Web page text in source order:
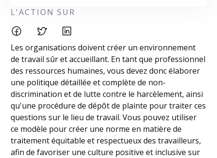
L'ACTION SUR
Les organisations doivent créer un environnement
de travail sûr et accueillant. En tant que professionnel
des ressources humaines, vous devez donc élaborer
une politique détaillée et complète de non-
discrimination et de lutte contre le harcèlement, ainsi
qu'une procédure de dépôt de plainte pour traiter ces
questions sur le lieu de travail. Vous pouvez utiliser
ce modèle pour créer une norme en matière de
traitement équitable et respectueux des travailleurs,
afin de favoriser une culture positive et inclusive sur